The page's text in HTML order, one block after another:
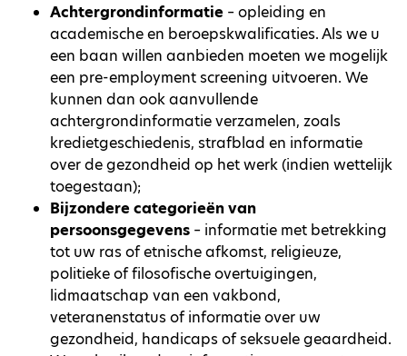
Achtergrondinformatie – opleiding en
academische en beroepskwalificaties. Als we u
een baan willen aanbieden moeten we mogelijk
een pre-employment screening uitvoeren. We
kunnen dan ook aanvullende
achtergrondinformatie verzamelen, zoals
kredietgeschiedenis, strafblad en informatie
over de gezondheid op het werk (indien wettelijk
toegestaan);
Bijzondere categorieën van
persoonsgegevens – informatie met betrekking
tot uw ras of etnische afkomst, religieuze,
politieke of filosofische overtuigingen,
lidmaatschap van een vakbond,
veteranenstatus of informatie over uw
gezondheid, handicaps of seksuele geaardheid.